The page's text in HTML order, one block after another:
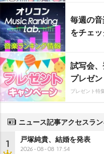
毎週の
をチェッ
試写会
プレゼン
プレゼント特
ニュース記事アクセスラ
1 戸塚純貴、結婚を発表
2026-08-08 17:54